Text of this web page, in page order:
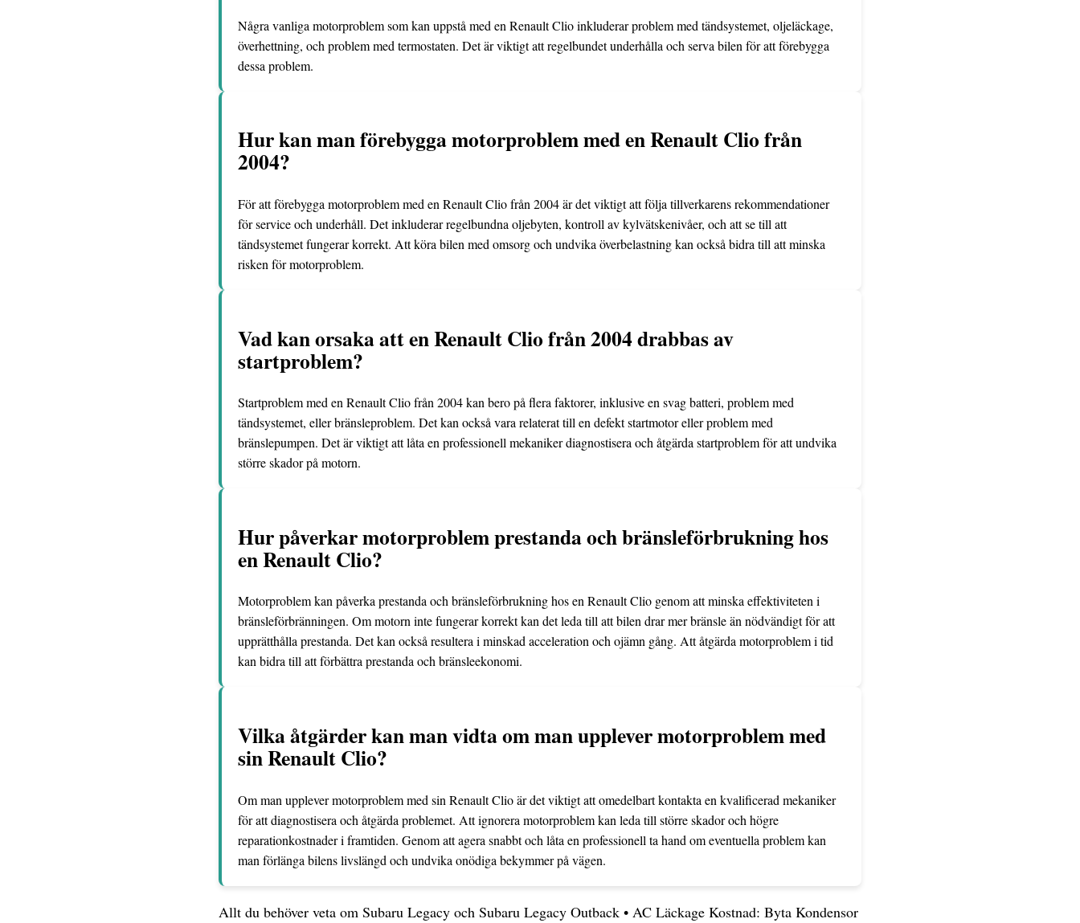
Några vanliga motorproblem som kan uppstå med en Renault Clio inkluderar problem med tändsystemet, oljeläckage,
överhettning, och problem med termostaten. Det är viktigt att regelbundet underhålla och serva bilen för att förebygga
dessa problem.
Hur kan man förebygga motorproblem med en Renault Clio från
2004?
För att förebygga motorproblem med en Renault Clio från 2004 är det viktigt att följa tillverkarens rekommendationer
för service och underhåll. Det inkluderar regelbundna oljebyten, kontroll av kylvätskenivåer, och att se till att
tändsystemet fungerar korrekt. Att köra bilen med omsorg och undvika överbelastning kan också bidra till att minska
risken för motorproblem.
Vad kan orsaka att en Renault Clio från 2004 drabbas av
startproblem?
Startproblem med en Renault Clio från 2004 kan bero på flera faktorer, inklusive en svag batteri, problem med
tändsystemet, eller bränsleproblem. Det kan också vara relaterat till en defekt startmotor eller problem med
bränslepumpen. Det är viktigt att låta en professionell mekaniker diagnostisera och åtgärda startproblem för att undvika
större skador på motorn.
Hur påverkar motorproblem prestanda och bränsleförbrukning hos
en Renault Clio?
Motorproblem kan påverka prestanda och bränsleförbrukning hos en Renault Clio genom att minska effektiviteten i
bränsleförbränningen. Om motorn inte fungerar korrekt kan det leda till att bilen drar mer bränsle än nödvändigt för att
upprätthålla prestanda. Det kan också resultera i minskad acceleration och ojämn gång. Att åtgärda motorproblem i tid
kan bidra till att förbättra prestanda och bränsleekonomi.
Vilka åtgärder kan man vidta om man upplever motorproblem med
sin Renault Clio?
Om man upplever motorproblem med sin Renault Clio är det viktigt att omedelbart kontakta en kvalificerad mekaniker
för att diagnostisera och åtgärda problemet. Att ignorera motorproblem kan leda till större skador och högre
reparationkostnader i framtiden. Genom att agera snabbt och låta en professionell ta hand om eventuella problem kan
man förlänga bilens livslängd och undvika onödiga bekymmer på vägen.
Allt du behöver veta om Subaru Legacy och Subaru Legacy Outback • AC Läckage Kostnad: Byta Kondensor